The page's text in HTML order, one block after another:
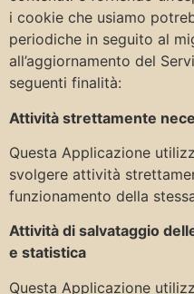
i cookie che usiamo
periodiche in seguito al
all’aggiornamento del
seguenti finalità:
Attività strettamente
Questa Applicazione
svolgere attività
funzionamento della
Attività di salvataggio
e statistica
Questa Applicazione